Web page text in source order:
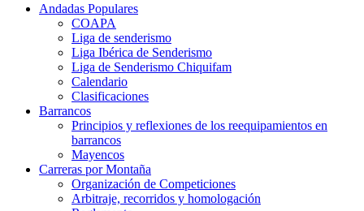
Andadas Populares
COAPA
Liga de senderismo
Liga Ibérica de Senderismo
Liga de Senderismo Chiquifam
Calendario
Clasificaciones
Barrancos
Principios y reflexiones de los reequipamientos en
barrancos
Mayencos
Carreras por Montaña
Organización de Competiciones
Arbitraje, recorridos y homologación